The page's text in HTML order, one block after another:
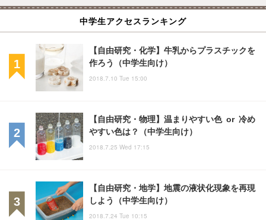
中学生アクセスランキング
【自由研究・化学】牛乳からプラスチックを
作ろう（中学生向け）
2018.7.10 Tue 15:00
【自由研究・物理】温まりやすい色 or 冷め
やすい色は？（中学生向け）
2018.7.25 Wed 17:15
【自由研究・地学】地震の液状化現象を再現
しよう（中学生向け）
2018.7.24 Tue 10:15